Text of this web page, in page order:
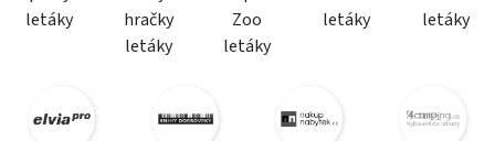
letáky
hračky
letáky
Zoo
letáky
letáky
letáky